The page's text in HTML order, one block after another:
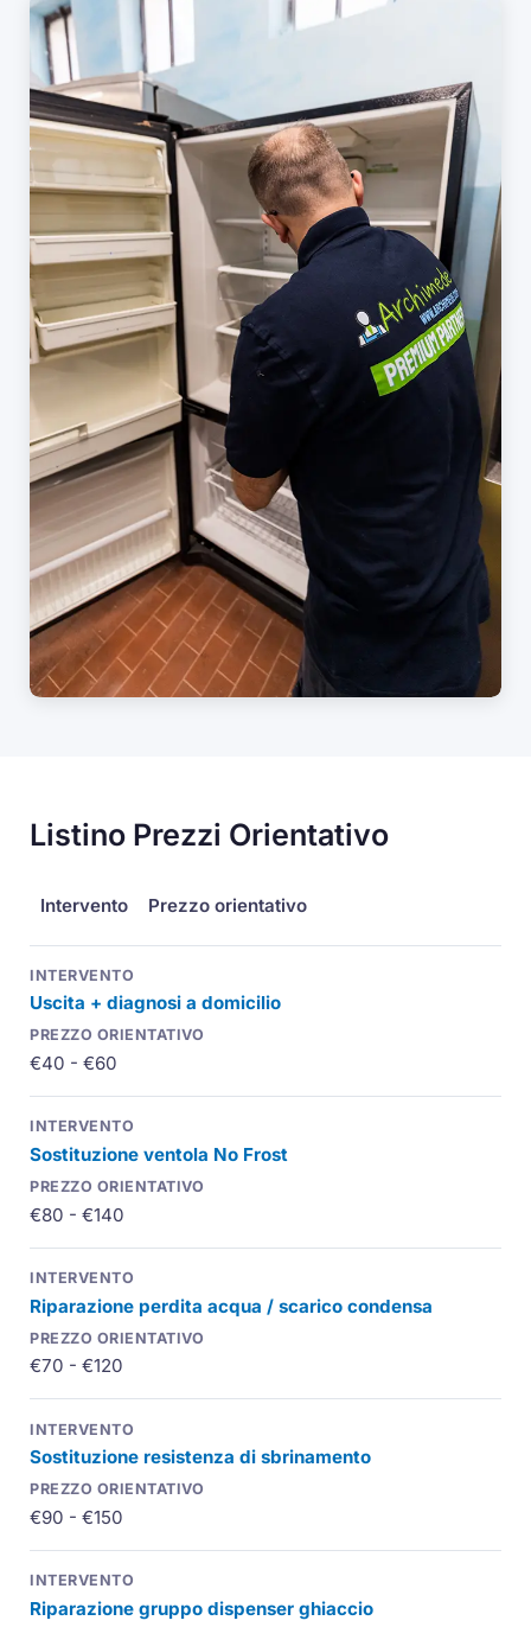
Listino Prezzi Orientativo
Intervento Prezzo orientativo
Uscita + diagnosi a domicilio
€40 - €60
Sostituzione ventola No Frost
€80 - €140
Riparazione perdita acqua / scarico condensa
€70 - €120
Sostituzione resistenza di sbrinamento
€90 - €150
Riparazione gruppo dispenser ghiaccio